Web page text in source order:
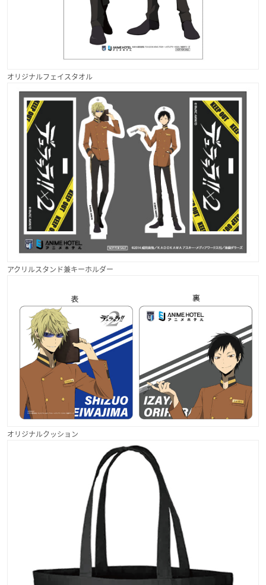
オリジナルフェイスタオル
アクリルスタンド兼キーホルダー
オリジナルクッション